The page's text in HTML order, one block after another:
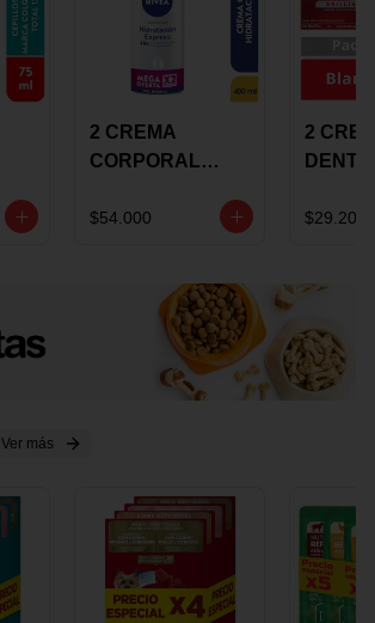
2 CREMA
CORPORAL
EXPRESS
OFERTA
$54.000
2
$29.200
Ver más